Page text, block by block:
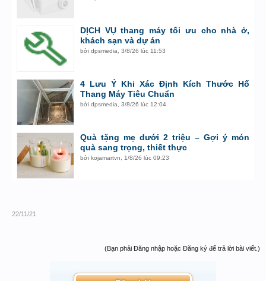
DỊCH VỤ thang máy tối ưu cho nhà ở,
khách sạn và dự án
bởidpsmedia,3/8/26 lúc 11:53
4 Lưu Ý Khi Xác Định Kích Thước Hố
Thang Máy Tiêu Chuẩn
bởidpsmedia,3/8/26 lúc 12:04
Quà tặng mẹ dưới 2 triệu – Gợi ý món
quà sang trọng, thiết thực
bởikojamartvn,1/8/26 lúc 09:23
22/11/21
(Bạn phải Đăng nhập hoặc Đăng ký để trả lời bài viết.)